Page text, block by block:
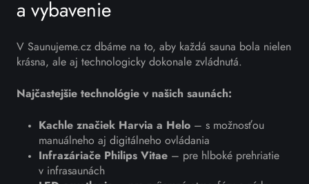
a vybavenie
V Saunujeme.cz dbáme na to, aby každá sauna bola nielen
krásna, ale aj technologicky dokonale zvládnutá.
Najčastejšie technológie v našich saunách:
Kachle značiek Harvia a Helo – s možnosťou
manuálneho aj digitálneho ovládania
Infrazáriače Philips Vitae – pre hlboké prehriatie
v infrasaunách